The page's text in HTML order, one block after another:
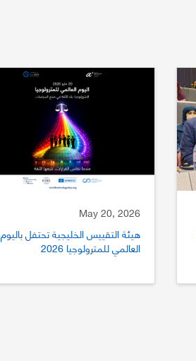
May 20, 2026
هيئة التقييس الخليجية تحتفل باليوم
العالمي للمترولوجيا 2026